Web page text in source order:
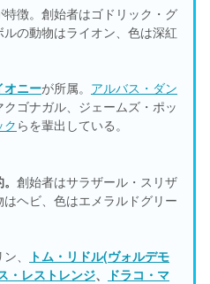
特徴。創始者はゴドリック・グ
の動物はライオン、色は深紅
オニーが所属。 アルバス・ダン
ゴナガル、ジェームズ・ポッ
らを輩出している。
創始者はサラザール・スリザ
ヘビ、色はエメラルドグリー
、
トム・リドル(ヴォルデモ
・レストレンジ、
ドラコ・マ